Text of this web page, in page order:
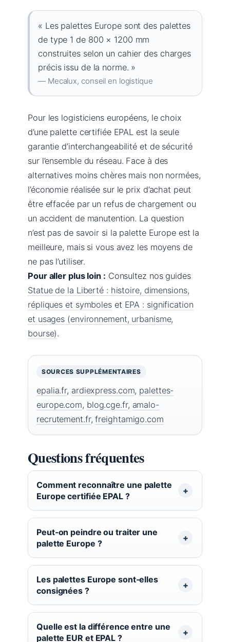
« Les palettes Europe sont des palettes
de type 1 de 800 × 1200 mm
construites selon un cahier des charges
précis issu de la norme. »
— Mecalux, conseil en logistique
Pour les logisticiens européens, le choix
d’une palette certifiée EPAL est la seule
garantie d’interchangeabilité et de sécurité
sur l’ensemble du réseau. Face à des
alternatives moins chères mais non normées,
l’économie réalisée sur le prix d’achat peut
être effacée par un refus de chargement ou
un accident de manutention. La question
n’est pas de savoir si la palette Europe est la
meilleure, mais si vous avez les moyens de
ne pas l’utiliser.
Pour aller plus loin : Consultez nos guides
Statue de la Liberté : histoire, dimensions,
répliques et symboleset EPA : signification
et usages (environnement, urbanisme,
bourse).
SOURCES SUPPLÉMENTAIRES
epalia.fr, ardiexpress.com, palettes-
europe.com, blog.cge.fr, amalo-
recrutement.fr,freightamigo.com
Questions fréquentes
Comment reconnaître une palette
Europe certifiée EPAL ?
Peut‑on peindre ou traiter une
palette Europe ?
Les palettes Europe sont‑elles
consignées ?
Quelle est la différence entre une
palette EUR et EPAL ?